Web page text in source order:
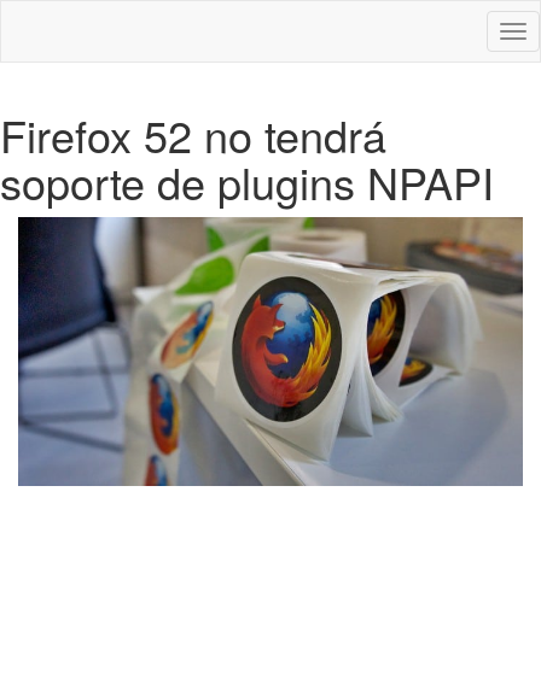
Firefox 52 no tendrá
soporte de plugins NPAPI